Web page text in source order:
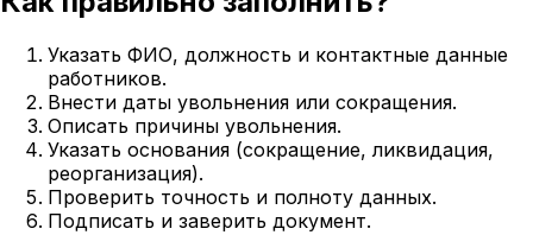
Указать ФИО, должность и контактные данные
работников.
Внести даты увольнения или сокращения.
Описать причины увольнения.
Указать основания (сокращение, ликвидация,
реорганизация).
Проверить точность и полноту данных.
Подписать и заверить документ.